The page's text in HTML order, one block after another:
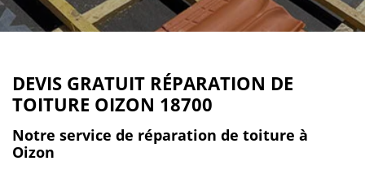
DEVIS GRATUIT RÉPARATION DE
TOITURE OIZON 18700
Notre service de réparation de toiture à
Oizon